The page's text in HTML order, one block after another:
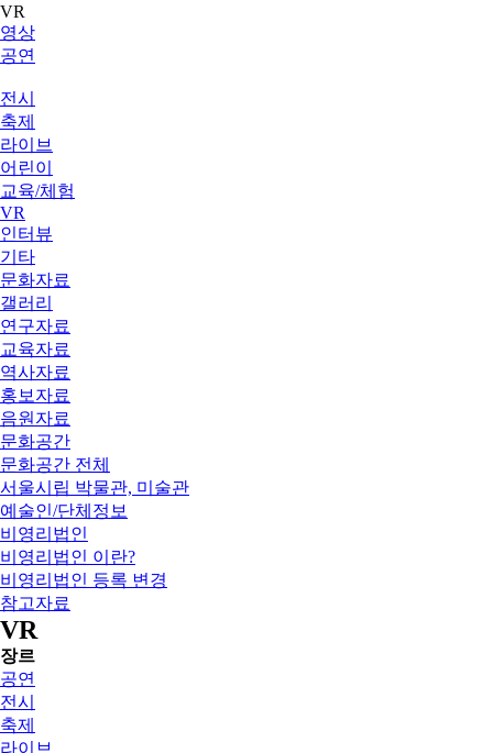
VR
영상
공연
전시
축제
라이브
어린이
교육/체험
VR
인터뷰
기타
문화자료
갤러리
연구자료
교육자료
역사자료
홍보자료
음원자료
문화공간
문화공간 전체
서울시립 박물관, 미술관
예술인/단체정보
비영리법인
비영리법인 이란?
비영리법인 등록 변경
참고자료
VR
장르
공연
전시
축제
라이브